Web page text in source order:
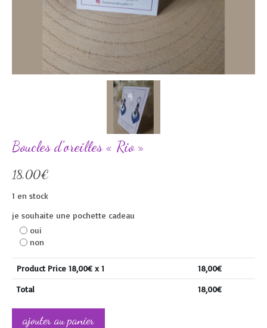
Boucles d’oreilles « Rio »
18,00€
1 en stock
je souhaite une pochette cadeau
oui
non
Product Price 18,00€ x 1 18,00€
Total 18,00€
ajouter au panier